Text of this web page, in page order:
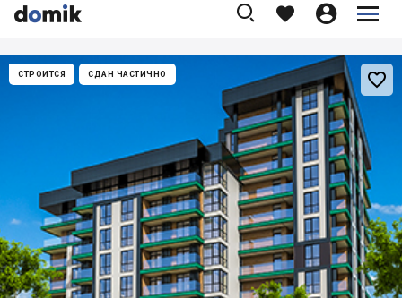


    


СТРОИТСЯ СДАН ЧАСТИЧНО 